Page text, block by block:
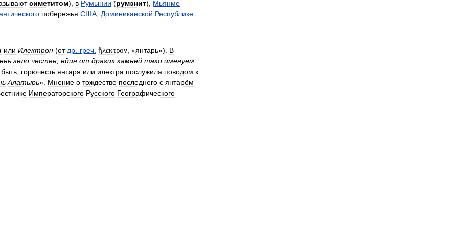
симетитом), в Румынии (румэнит), Мьянме
побережья США, Доминиканской Республике.
или Илектрон (от др.-греч. ἤλεκτρον, «янтарь»). В
зело честен, един от драгих камней тако именуем,
быть, горючесть янтаря или илектра послужила поводом к
Алатырь». Мнение о тождестве последнего с янтарём
Императорского Русского Географического